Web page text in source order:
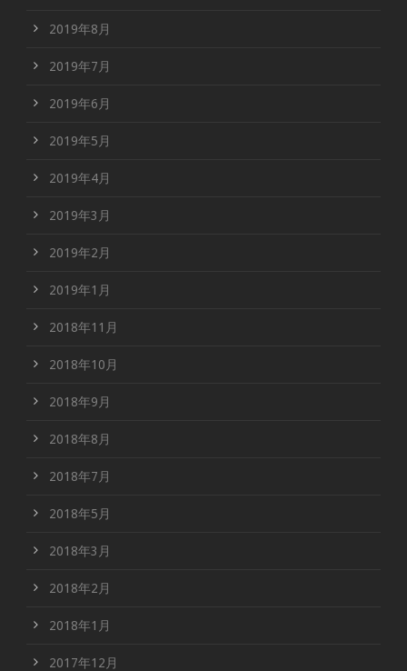
2019年8月
2019年7月
2019年6月
2019年5月
2019年4月
2019年3月
2019年2月
2019年1月
2018年11月
2018年10月
2018年9月
2018年8月
2018年7月
2018年5月
2018年3月
2018年2月
2018年1月
2017年12月